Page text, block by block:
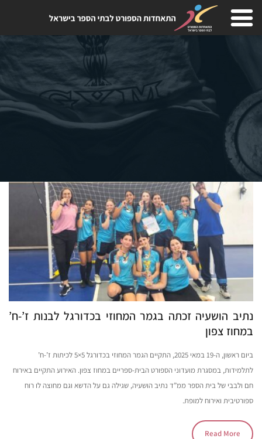
נתיב הושעיה זכתה בגמר המחוזי בכדורגל לבנות ז’-ח’
במחוז צפון
ביום ראשון, ה-19 במאי 2025, התקיים הגמר המחוזי בכדורגל 5×5 לכיתות ז’-ח’
לתלמידות, במסגרת מועדוני הספורט הבית-ספריים במחוז צפון. האירוע התקיים באירוח
חם ולבבי של בית הספר ממ”ד נתיב הושעיה, שגילה גם על הדשא וגם מחוצה לו רוח
ספורטיבית ואירוח למופת.
Read More